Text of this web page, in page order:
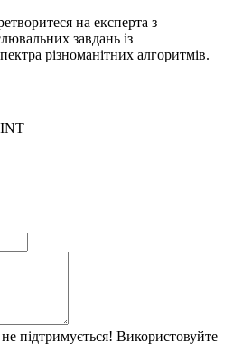
на експерта з
завдань із
різноманітних алгоритмів.
підтримується! Використовуйте